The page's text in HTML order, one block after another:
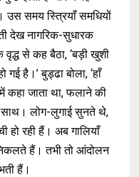
उस समय स्त्रियाँ समधियों
देख नागरिक-सुधारक
वृद्ध से कह बैठा, ‘बड़ी खुशी
है।’ बुड्ढा बोला, ‘हाँ
कहा जाता था, फलाने की
लोग-लुगाई सुनते थे,
हो रही हैं। अब गालियाँ
निकलते हैं। तभी तो आंदोलन
हैं।